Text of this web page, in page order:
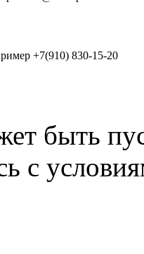
+7(910) 830-15-20
быть
с